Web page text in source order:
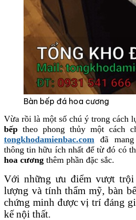
Bàn bếp đá hoa cương
Vừa rồi là một số chú ý trong cách
bếp theo phong thủy một cách
tongkhodamienbac.com đã
thông tin hữu ích nhất để từ đó có
hoa cương thêm phần đặc sắc.
Với những ưu điểm vượt trội
lượng và tính thẩm mỹ, bàn
chứng minh được vị trí đáng
kế nội thất.